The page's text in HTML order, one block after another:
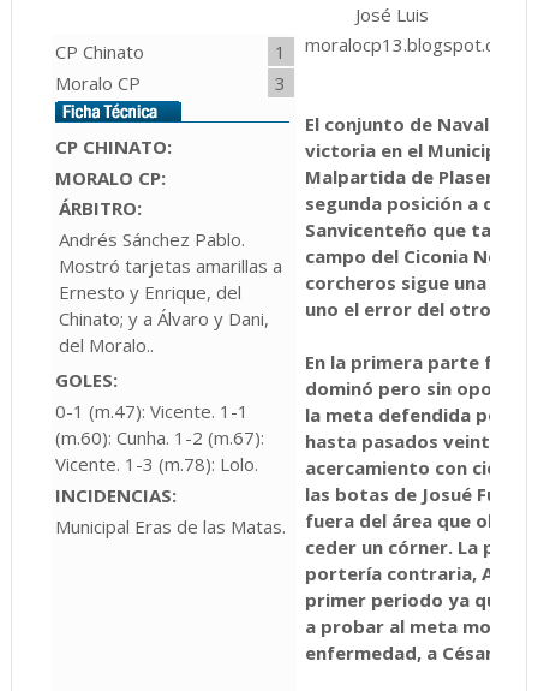
CP Chinato
1
Moralo CP
3
CP CHINATO:
MORALO CP:
ÁRBITRO:
Andrés Sánchez Pablo.
Mostró tarjetas amarillas a
Ernesto y Enrique, del
Chinato; y a Álvaro y Dani,
del Moralo..
GOLES:
0-1 (m.47): Vicente. 1-1
(m.60): Cunha. 1-2 (m.67):
Vicente. 1-3 (m.78): Lolo.
INCIDENCIAS:
Municipal Eras de las Matas.
José Luis
El conjunto de
victoria en el Municipal
Malpartida de Plasencia
segunda posición a dos
Sanvicenteño que
campo del Ciconia
corcheros sigue una
uno el error del otro.
En la primera parte
dominó pero sin
la meta defendida por
hasta pasados veinte
acercamiento con cierto
las botas de Josué
fuera del área que
ceder un córner. La
portería contraria,
primer periodo ya que el
a probar al meta moralo
enfermedad, a César